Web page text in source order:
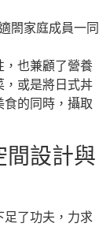
閤家庭成員一同
，也兼顧了營養
，或是將日式丼
食的同時，攝取
間設計與
足了功夫，力求